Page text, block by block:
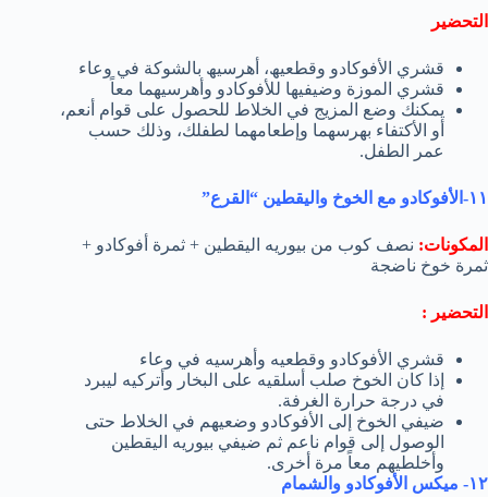
التحضير
قشري الأفوكادو وقطعیھ، أھرسیھ بالشوكة في وعاء
قشري الموزة وضیفیھا للأفوكادو وأھرسیھما معاً
یمكنك وضع المزیج في الخلاط للحصول على قوام أنعم،
أو الأكتفاء بھرسھما وإطعامھما لطفلك، وذلك حسب
عمر الطفل.
١١-الأفوكادو مع الخوخ والیقطین “القرع”
المكونات: نصف كوب من بیوریه الیقطین + ثمرة أفوكادو +
ثمرة خوخ ناضجة
التحضير :
قشري الأفوكادو وقطعیه وأھرسیه في وعاء
إذا كان الخوخ صلب أسلقیه على البخار وأتركیه لیبرد
في درجة حرارة الغرفة.
ضیفي الخوخ إلى الأفوكادو وضعیھم في الخلاط حتى
الوصول إلى قوام ناعم ثم ضیفي بیوریه الیقطین
وأخلطیھم معاً مرة أخرى.
١٢- میكس الأفوكادو والشمام